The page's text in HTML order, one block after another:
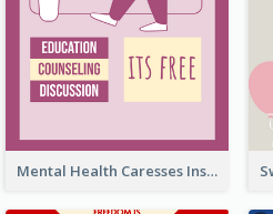
Mental Health Caresses Instagram Story